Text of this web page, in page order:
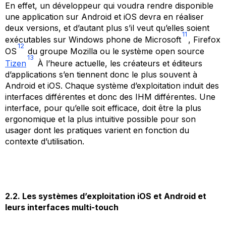
En effet, un développeur qui voudra rendre disponible
une application sur Android et iOS devra en réaliser
deux versions, et d’autant plus s’il veut qu’elles soient
exécutables sur Windows phone de Microsoft
11
, Firefox
OS
12
du groupe Mozilla ou le système open source
Tizen
13
À l’heure actuelle, les créateurs et éditeurs
d’applications s’en tiennent donc le plus souvent à
Android et iOS. Chaque système d’exploitation induit des
interfaces différentes et donc des IHM différentes. Une
interface, pour qu’elle soit efficace, doit être la plus
ergonomique et la plus intuitive possible pour son
usager dont les pratiques varient en fonction du
contexte d’utilisation.
2.2. Les systèmes d’exploitation iOS et Android et
leurs interfaces multi-touch